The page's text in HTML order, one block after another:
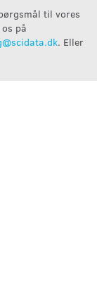
til vores
på
. Eller